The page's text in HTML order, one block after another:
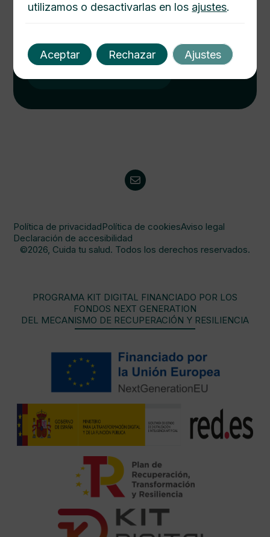
Cuida tu salud hoy
consejos médicos. Salud integral al alcance de un
click. Consulta y protege a tu familia.
Política de privacidadPolítica de cookiesAviso legal
Declaración de accesibilidad
©2026, Cuida tu salud. Todos los derechos reservados.
PROGRAMA KIT DIGITAL FINANCIADO POR LOS
FONDOS NEXT GENERATION
DEL MECANISMO DE RECUPERACIÓN Y RESILIENCIA
utilizamos o desactivarlas en los ajustes.
Aceptar Rechazar Ajustes